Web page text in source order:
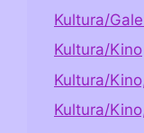
Kultura/
Kultura/Kino
Kultura/
Kultura/